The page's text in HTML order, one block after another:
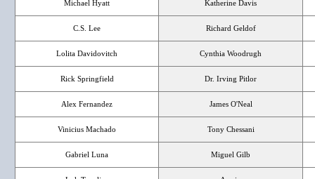
Michael Hyatt Katherine Davis
C.S. Lee Richard Geldof
Lolita Davidovitch Cynthia Woodrugh
Rick Springfield Dr. Irving Pitlor
Alex Fernandez James O'Neal
Vinicius Machado Tony Chessani
Gabriel Luna Miguel Gilb